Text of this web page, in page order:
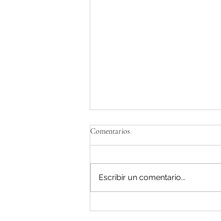
Comentarios
Escribir un comentario...